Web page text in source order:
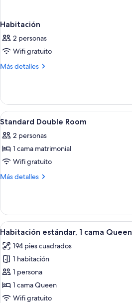
Habitación
2 personas
Wifi gratuito
Más detalles
Más
Abrir
todas
las
fotos
de
Standard
Caja
16
Standard Double Room
2 personas
1 cama matrimonial
Wifi gratuito
Más detalles
Más
Double
Room
Abrir
todas
las
fotos
de
Habitación
estándar,
Una
6
Habitación estándar, 1 cama
194 pies cuadrados
1 habitación
1 persona
1 cama Queen
Wifi gratuito